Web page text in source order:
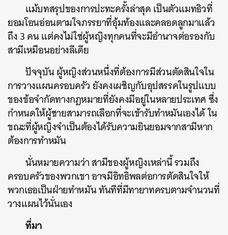
แม้บทสรุปของการปะทะครั้งล่าสุด เป็นตัวแมทธิวที่
ยอมโอนอ่อนตามใจภรรยาที่อุ้มท้องและคลอดลูกมาแล้ว
ถึง 3 คน แต่คงไม่ใช่ผู้หญิงทุกคนที่จะมีอำนาจต่อรองกับ
สามีเหมือนอย่างลีเดีย
ปัจจุบัน ผู้หญิงส่วนหนึ่งที่ต้องการมีส่วนตัดสินใจใน
การวางแผนครอบครัว ยังคงเผชิญกับอุปสรรคในรูปแบบ
ของข้อจำกัดทางกฎหมายที่ยังคงมีอยู่ในหลายประเทศ ซึ่ง
กำหนดให้ผู้ชายสามารถเลือกที่จะเข้ารับทำหมันเองได้ ใน
ขณะที่ผู้หญิงจำเป็นต้องได้รับความยินยอมจากสามีหาก
ต้องการทำหมัน
นั่นหมายความว่า สามีของผู้หญิงเหล่านี้ รวมถึง
ครอบครัวของพวกเขา อาจมีอิทธิพลต่อการตัดสินใจให้
พวกเธอเป็นฝ่ายทำหมัน ทันทีที่มีทายาทครบตามจำนวนที่
วางแผนไว้นั่นเอง
ที่มา